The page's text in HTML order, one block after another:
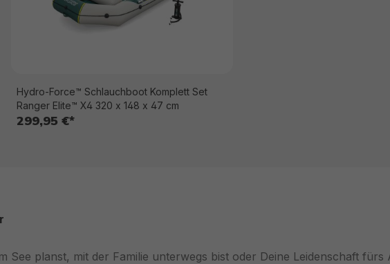
Hydro-Force™ Schlauchboot Komplett Set
Ranger Elite™ X4 320 x 148 x 47 cm
299,95 €*
See planst, mit der Familie unterwegs bist oder Deine Leidenschaft fürs